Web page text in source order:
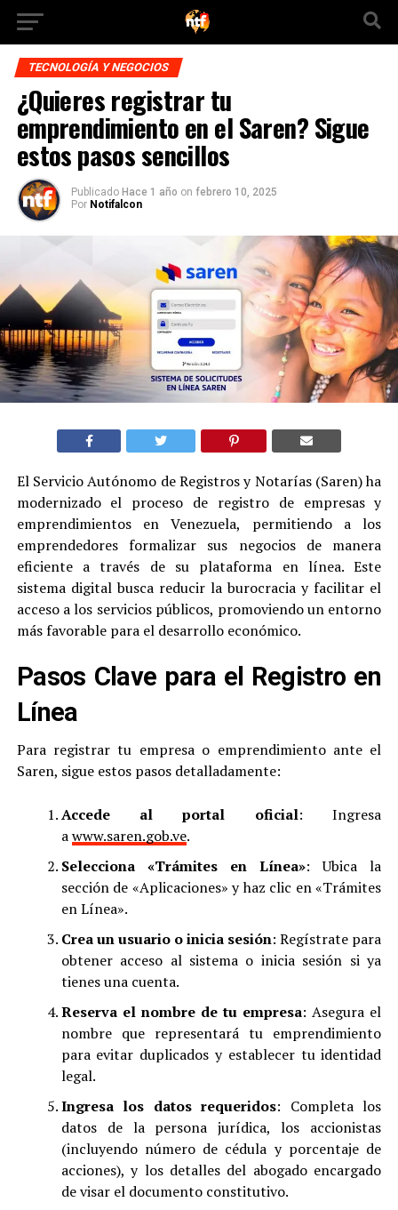
TECNOLOGÍA Y NEGOCIOS
¿Quieres registrar tu
emprendimiento en el Saren? Sigue
estos pasos sencillos
Publicado Hace 1 año on febrero 10, 2025
Por Notifalcon
El Servicio Autónomo de Registros y Notarías (Saren) ha
modernizado el proceso de registro de empresas y
emprendimientos en Venezuela, permitiendo a los
emprendedores formalizar sus negocios de manera
eficiente a través de su plataforma en línea.Este
sistema digital busca reducir la burocracia y facilitar el
acceso a los servicios públicos, promoviendo un entorno
más favorable para el desarrollo económico.
Pasos Clave para el Registro en
Línea
Para registrar tu empresa o emprendimiento ante el
Saren, sigue estos pasos detalladamente:
Accede al portal oficial: Ingresa
awww.saren.gob.ve.
Selecciona «Trámites en Línea»: Ubica la
sección de «Aplicaciones» y haz clic en «Trámites
en Línea».
Crea un usuario o inicia sesión: Regístrate para
obtener acceso al sistema o inicia sesión si ya
tienes una cuenta.
Reserva el nombre de tu empresa: Asegura el
nombre que representará tu emprendimiento
para evitar duplicados y establecer tu identidad
legal.
Ingresa los datos requeridos: Completa los
datos de la persona jurídica, los accionistas
(incluyendo número de cédula y porcentaje de
acciones), y los detalles del abogado encargado
de visar el documento constitutivo.